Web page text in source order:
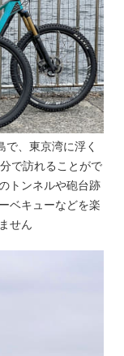
で、東京湾に浮く
で訪れることがで
トンネルや砲台跡
ベキューなどを楽
せん